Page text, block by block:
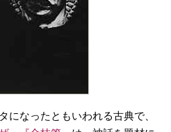
になったともいわれる古典で、